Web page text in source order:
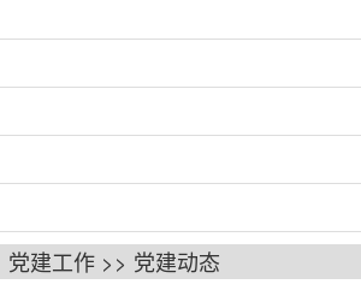
党建工作 >> 党建动态